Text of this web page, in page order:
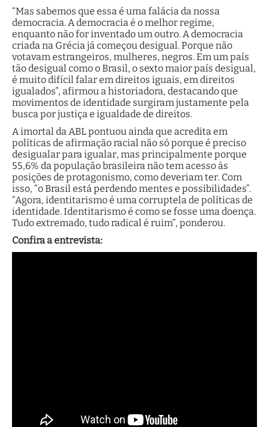
“Mas sabemos que essa é uma falácia da nossa
democracia. A democracia é o melhor regime,
enquanto não for inventado um outro. A democracia
criada na Grécia já começou desigual. Porque não
votavam estrangeiros, mulheres, negros. Em um país
tão desigual como o Brasil, o sexto maior país desigual,
é muito difícil falar em direitos iguais, em direitos
igualados”, afirmou a historiadora, destacando que
movimentos de identidade surgiram justamente pela
busca por justiça e igualdade de direitos.
A imortal da ABL pontuou ainda que acredita em
políticas de afirmação racial não só porque é preciso
desigualar para igualar, mas principalmente porque
55,6% da população brasileira não tem acesso às
posições de protagonismo, como deveriam ter. Com
isso, “o Brasil está perdendo mentes e possibilidades”.
“Agora, identitarismo é uma corruptela de políticas de
identidade. Identitarismo é como se fosse uma doença.
Tudo extremado, tudo radical é ruim”, ponderou.
Confira a entrevista: